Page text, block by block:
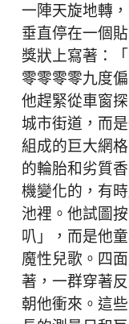
一陣天旋地轉
垂直停在一個
獎狀上寫著：
零零零零九度
他趕緊從車窗
城市街道，而
組成的巨大網
的輪胎和劣質
機變化的，有
池裡。他試圖
叭」，而是他
魔性兒歌。四
著，一群穿著
朝他衝來。這